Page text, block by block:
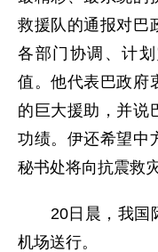
救援队的通报对巴
各部门协调、计
值。他代表巴政府
的巨大援助，并说
功绩。伊还希望中
秘书处将向抗震救
20日晨，我国际
机场送行。